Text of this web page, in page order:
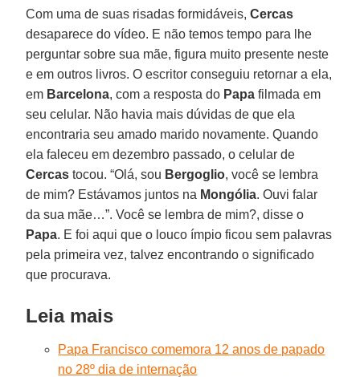
Com uma de suas risadas formidáveis,Cercas
desaparece do vídeo. E não temos tempo para lhe
perguntar sobre sua mãe, figura muito presente neste
e em outros livros. O escritor conseguiu retornar a ela,
em Barcelona, com a resposta do Papa filmada em
seu celular. Não havia mais dúvidas de que ela
encontraria seu amado marido novamente. Quando
ela faleceu em dezembro passado, o celular de
Cercas tocou. “Olá, sou Bergoglio, você se lembra
de mim? Estávamos juntos na Mongólia. Ouvi falar
da sua mãe…”. Você se lembra de mim?, disse o
Papa. E foi aqui que o louco ímpio ficou sem palavras
pela primeira vez, talvez encontrando o significado
que procurava.
Leia mais
Papa Francisco comemora 12 anos de papado
no 28º dia de internação